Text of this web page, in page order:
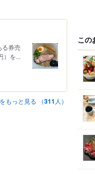
る券売
）を...
をもっと見る （311 人）
この